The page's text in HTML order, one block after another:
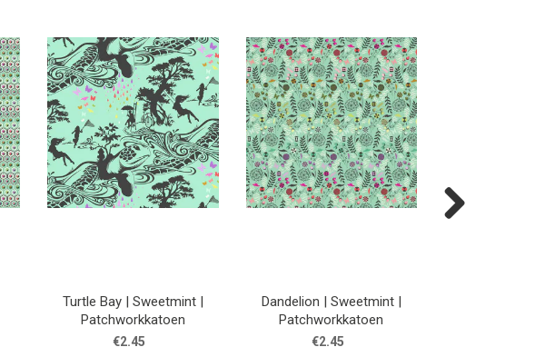
Turtle Bay | Sweetmint |
Patchworkkatoen
€2.45
Dandelion | Sweetmint |
Patchworkkatoen
€2.45